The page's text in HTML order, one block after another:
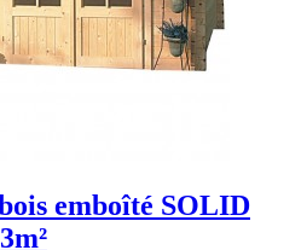
emboîté SOLID